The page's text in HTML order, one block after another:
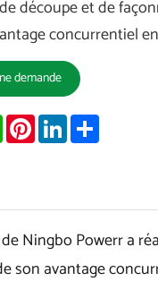
découpe et de
concurrentiel
demande
WhatsApp
PinterestLinkedInShare
Ningbo Powerr a
son avantage